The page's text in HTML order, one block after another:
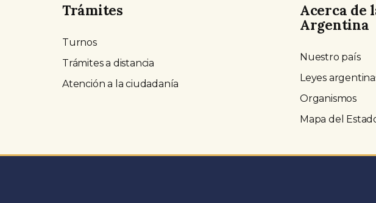
Trámites
Turnos
Trámites a distancia
Atención a la ciudadanía
Acerca de
Argentina
Nuestro país
Leyes
Organismos
Mapa del